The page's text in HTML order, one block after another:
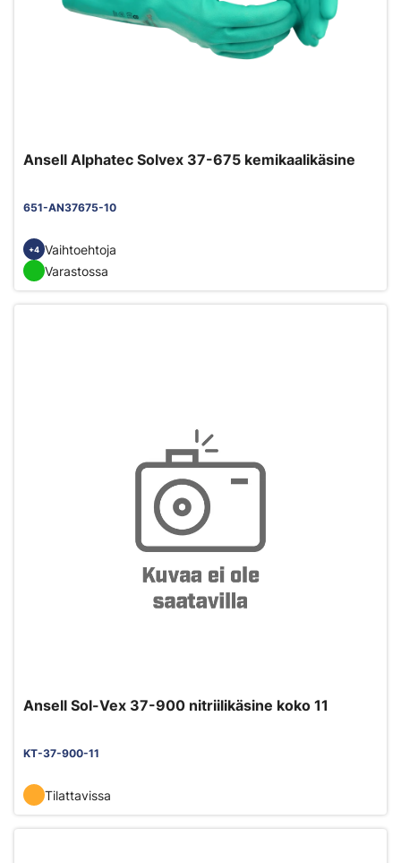
Ansell Alphatec Solvex 37-675 kemikaalikäsine
651-AN37675-10
+4 Vaihtoehtoja
Varastossa
Ansell Sol-Vex 37-900 nitriilikäsine koko 11
KT-37-900-11
Tilattavissa